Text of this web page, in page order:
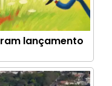
lançamento